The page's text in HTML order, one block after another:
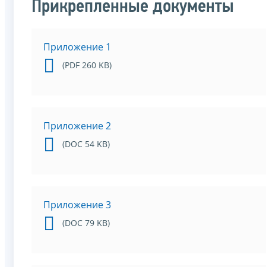
Прикрепленные документы
Приложение 1
(PDF 260 KB)
Приложение 2
(DOC 54 KB)
Приложение 3
(DOC 79 KB)